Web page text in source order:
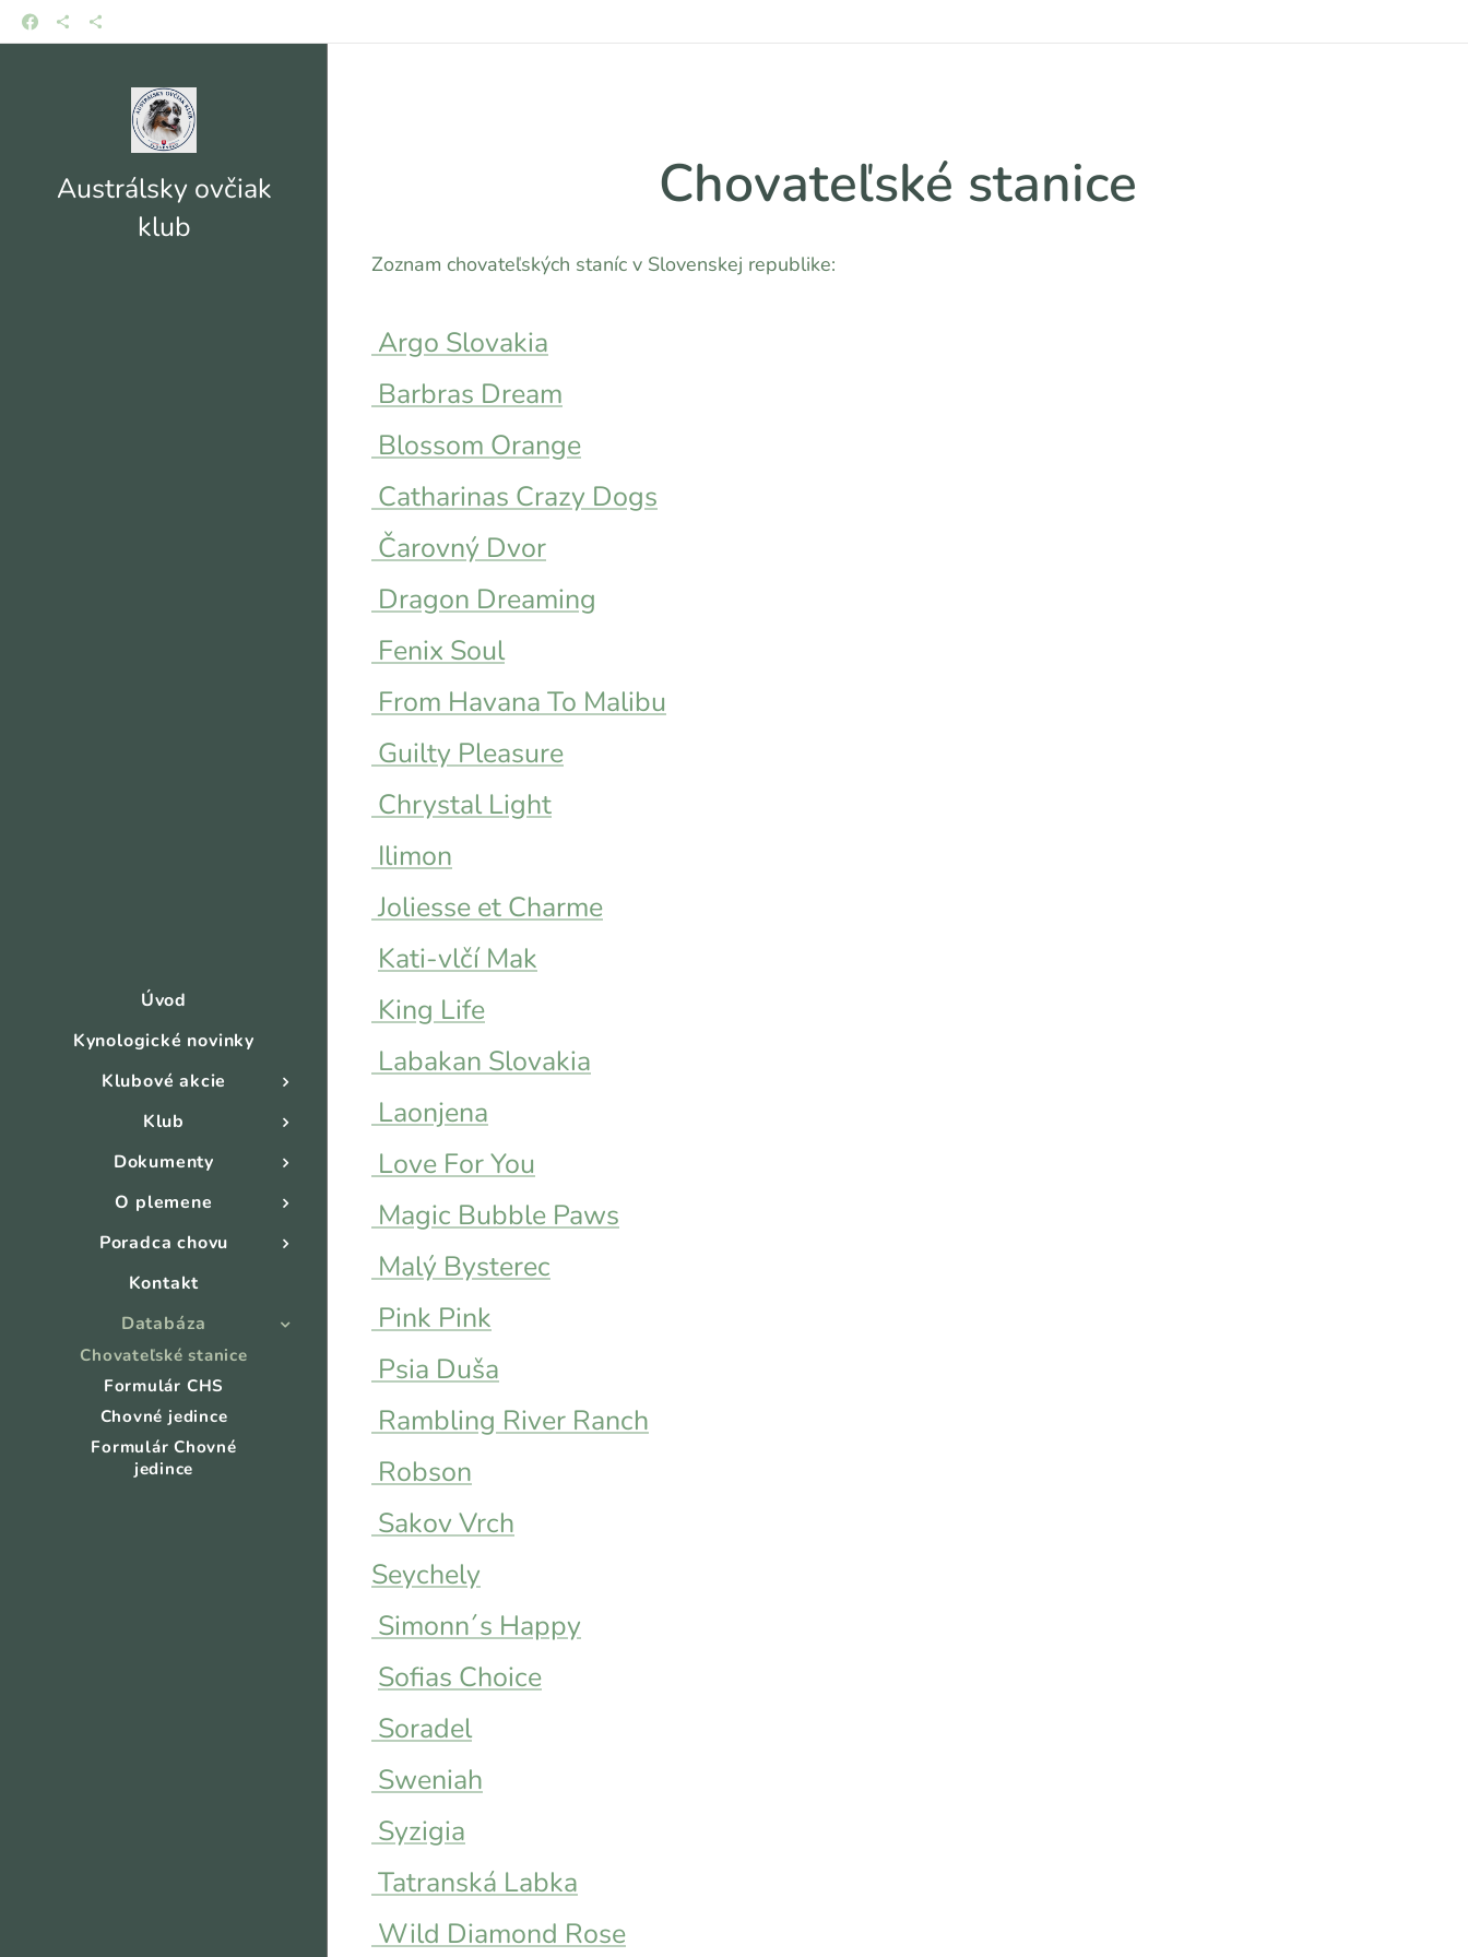
Austrálsky ovčiak
klub
Úvod
Kynologické novinky
Klubové akcie
Klub
Dokumenty
O plemene
Poradca chovu
Kontakt
Databáza
Chovateľské stanice
Formulár CHS
Chovné jedince
Formulár Chovné
jedince
Chovateľské stanice
Zoznam chovateľských staníc v Slovenskej republike:
Argo Slovakia
Barbras Dream
Blossom Orange
Catharinas Crazy Dogs
Čarovný Dvor
Dragon Dreaming
Fenix Soul
From Havana To Malibu
Guilty Pleasure
Chrystal Light
Ilimon
Joliesse et Charme
Kati-vlčí Mak
King Life
Labakan Slovakia
Laonjena
Love For You
Magic Bubble Paws
Malý Bysterec
Pink Pink
Psia Duša
Rambling River Ranch
Robson
Sakov Vrch
Seychely
Simonn´s Happy
Sofias Choice
Soradel
Sweniah
Syzigia
Tatranská Labka
Wild Diamond Rose